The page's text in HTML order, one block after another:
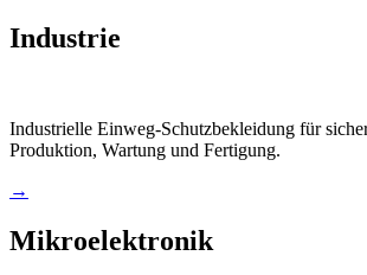
Industrie
Industrielle Einweg-Schutzbekleidung für
Produktion, Wartung und Fertigung.
→
Mikroelektronik